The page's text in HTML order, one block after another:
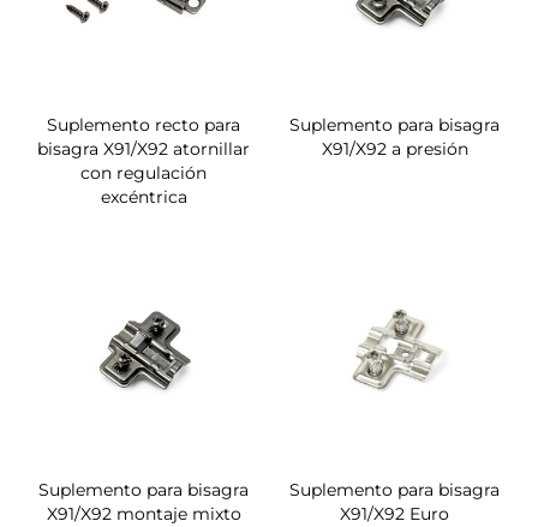
Suplemento recto para
bisagra X91/X92 atornillar
con regulación
excéntrica
Suplemento para bisagra
X91/X92 a presión
Suplemento para bisagra
X91/X92 montaje mixto
Suplemento para bisagra
X91/X92 Euro